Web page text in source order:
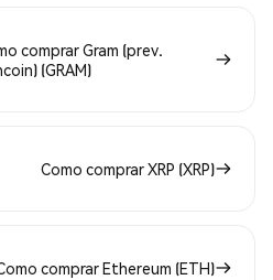
comprar Gram (prev.
(GRAM)
Como comprar XRP (XRP)
comprar Ethereum (ETH)